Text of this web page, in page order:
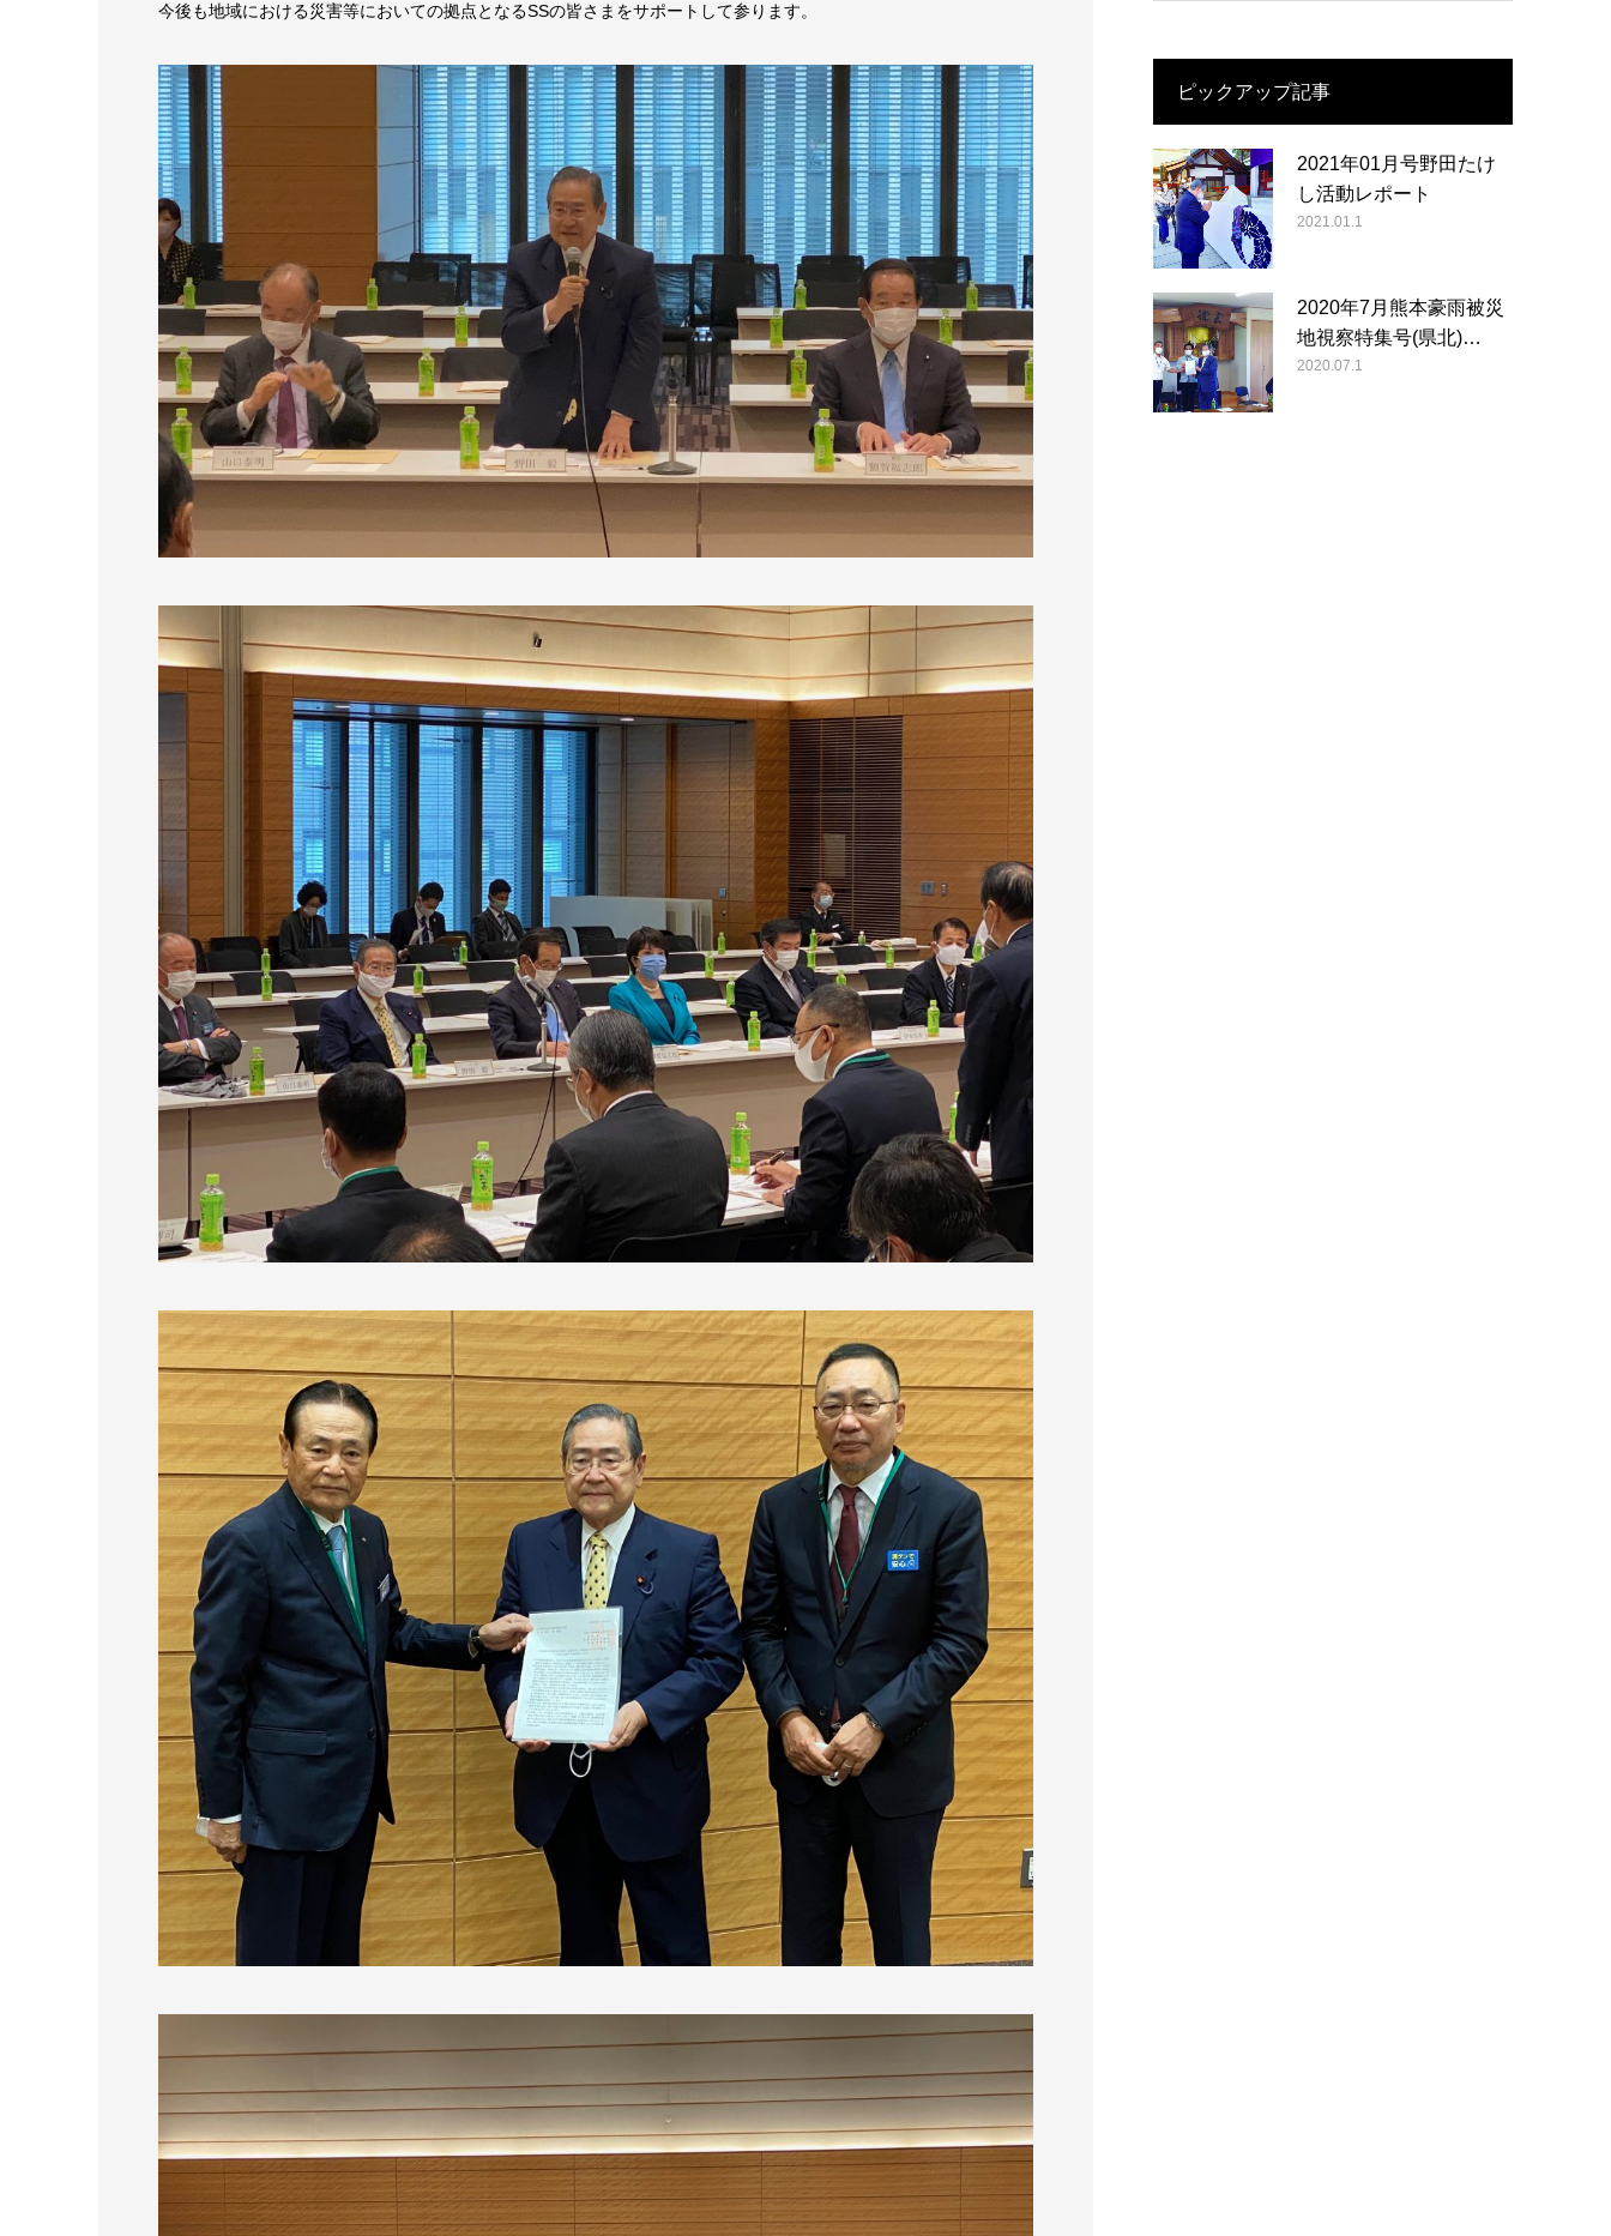
今後も地域における災害等においての拠点となるSSの皆さまをサポートして参ります。
ピックアップ記事
2021年01月号野田たけ
し活動レポート
2021.01.1
2020年7月熊本豪雨被災
地視察特集号(県北)…
2020.07.1